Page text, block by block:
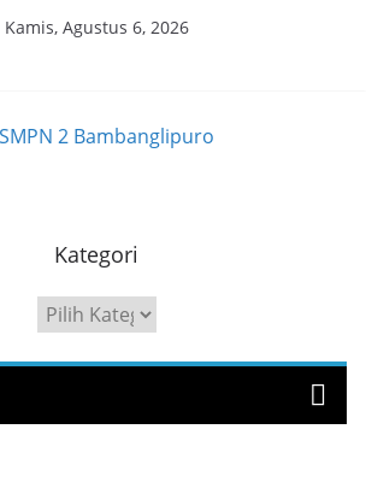
Kamis, Agustus 6, 2026
Kategori
Kategori